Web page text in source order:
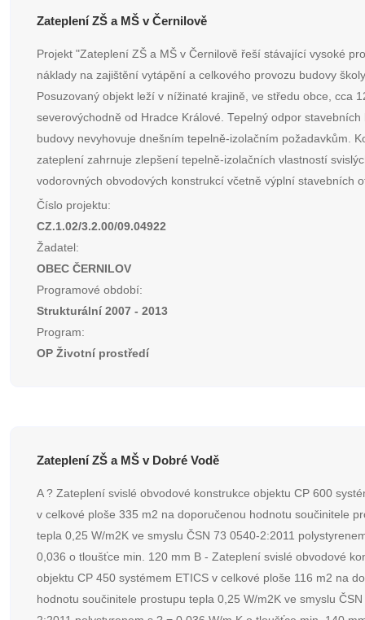
Zateplení ZŠ a MŠ v Černilově
Projekt "Zateplení ZŠ a MŠ v Černilově řeší stávající vysoké
náklady na zajištění vytápění a celkového provozu budovy
Posuzovaný objekt leží v nížinaté krajině, ve středu obce, cca
severovýchodně od Hradce Králové. Tepelný odpor stavebních
budovy nevyhovuje dnešním tepelně-izolačním požadavkům.
zateplení zahrnuje zlepšení tepelně-izolačních vlastností
vodorovných obvodových konstrukcí včetně výplní stavebních
Číslo projektu:
CZ.1.02/3.2.00/09.04922
Žadatel:
OBEC ČERNILOV
Programové období:
Strukturální 2007 - 2013
Program:
OP Životní prostředí
Zateplení ZŠ a MŠ v Dobré Vodě
A ? Zateplení svislé obvodové konstrukce objektu CP 600
v celkové ploše 335 m2 na doporučenou hodnotu součinitele
tepla 0,25 W/m2K ve smyslu ČSN 73 0540-2:2011
0,036 o tloušťce min. 120 mm B - Zateplení svislé obvodové
objektu CP 450 systémem ETICS v celkové ploše 116 m2 na
hodnotu součinitele prostupu tepla 0,25 W/m2K ve smyslu